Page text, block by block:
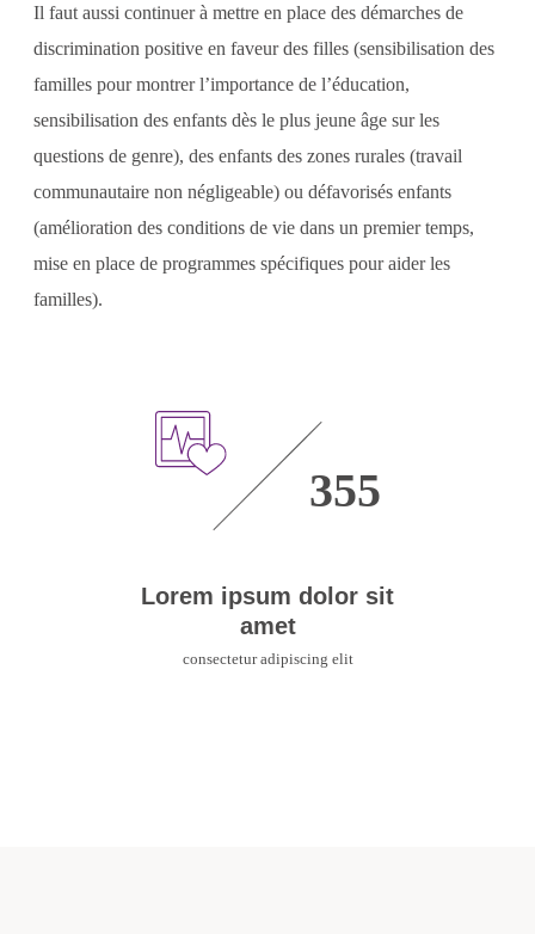
Il faut aussi continuer à mettre en place des démarches de
discrimination positive en faveur des filles (sensibilisation des
familles pour montrer l’importance de l’éducation,
sensibilisation des enfants dès le plus jeune âge sur les
questions de genre), des enfants des zones rurales (travail
communautaire non négligeable) ou défavorisés enfants
(amélioration des conditions de vie dans un premier temps,
mise en place de programmes spécifiques pour aider les
familles).
355
Lorem ipsum dolor sit
amet
consectetur adipiscing elit